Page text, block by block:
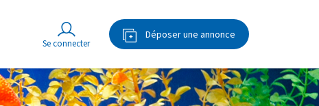
Déposer une annonce